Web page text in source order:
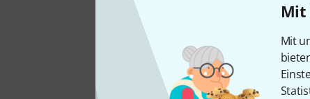
Mit
Mit